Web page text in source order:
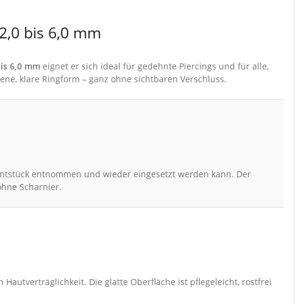
bis 6,0 mm
6,0 mmeignet er sich ideal für gedehnte Piercings und für alle,
klare Ringform – ganz ohne sichtbaren Verschluss.
entnommen und wieder eingesetzt werden kann. Der
Scharnier.
Hautverträglichkeit. Die glatte Oberfläche ist pflegeleicht, rostfrei